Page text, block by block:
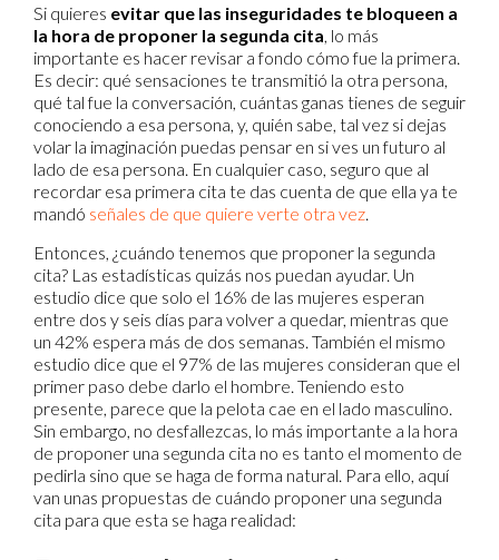
Si quieres evitar que las inseguridades te bloqueen a
la hora de proponer la segunda cita , lo más
importante es hacer revisar a fondo cómo fue la primera.
Es decir: qué sensaciones te transmitió la otra persona,
qué tal fue la conversación, cuántas ganas tienes de seguir
conociendo a esa persona, y, quién sabe, tal vez si dejas
volar la imaginación puedas pensar en si ves un futuro al
lado de esa persona. En cualquier caso, seguro que al
recordar esa primera cita te das cuenta de que ella ya te
mandó señales de que quiere verte otra vez
Entonces, ¿cuándo tenemos que proponer la segunda
cita? Las estadísticas quizás nos puedan ayudar. Un
estudio dice que solo el 16% de las mujeres esperan
entre dos y seis días para volver a quedar, mientras que
un 42% espera más de dos semanas. También el mismo
estudio dice que el 97% de las mujeres consideran que el
primer paso debe darlo el hombre. Teniendo esto
presente, parece que la pelota cae en el lado masculino.
Sin embargo, no desfallezcas, lo más importante a la hora
de proponer una segunda cita no es tanto el momento de
pedirla sino que se haga de forma natural. Para ello, aquí
van unas propuestas de cuándo proponer una segunda
cita para que esta se haga realidad: